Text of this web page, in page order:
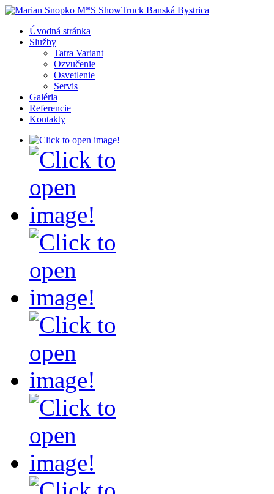
Úvodná stránka
Služby
Tatra Variant
Ozvučenie
Osvetlenie
Servis
Galéria
Referencie
Kontakty